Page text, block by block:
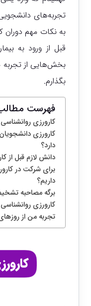
تجربه‌های
به نکات مهم دوران
قبل از ورود به
بخش‌هایی از تجربه
بگذارم.
فهرست
کارورزی روانشناسی
کارورزی
دارد؟
دانش لازم قبل از
برای شرکت در
داریم؟
برگه مصاحبه
کارورزی
تجربه من از